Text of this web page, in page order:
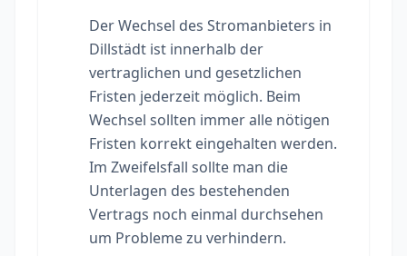
Der Wechsel des Stromanbieters in
Dillstädt ist innerhalb der
vertraglichen und gesetzlichen
Fristen jederzeit möglich. Beim
Wechsel sollten immer alle nötigen
Fristen korrekt eingehalten werden.
Im Zweifelsfall sollte man die
Unterlagen des bestehenden
Vertrags noch einmal durchsehen
um Probleme zu verhindern.